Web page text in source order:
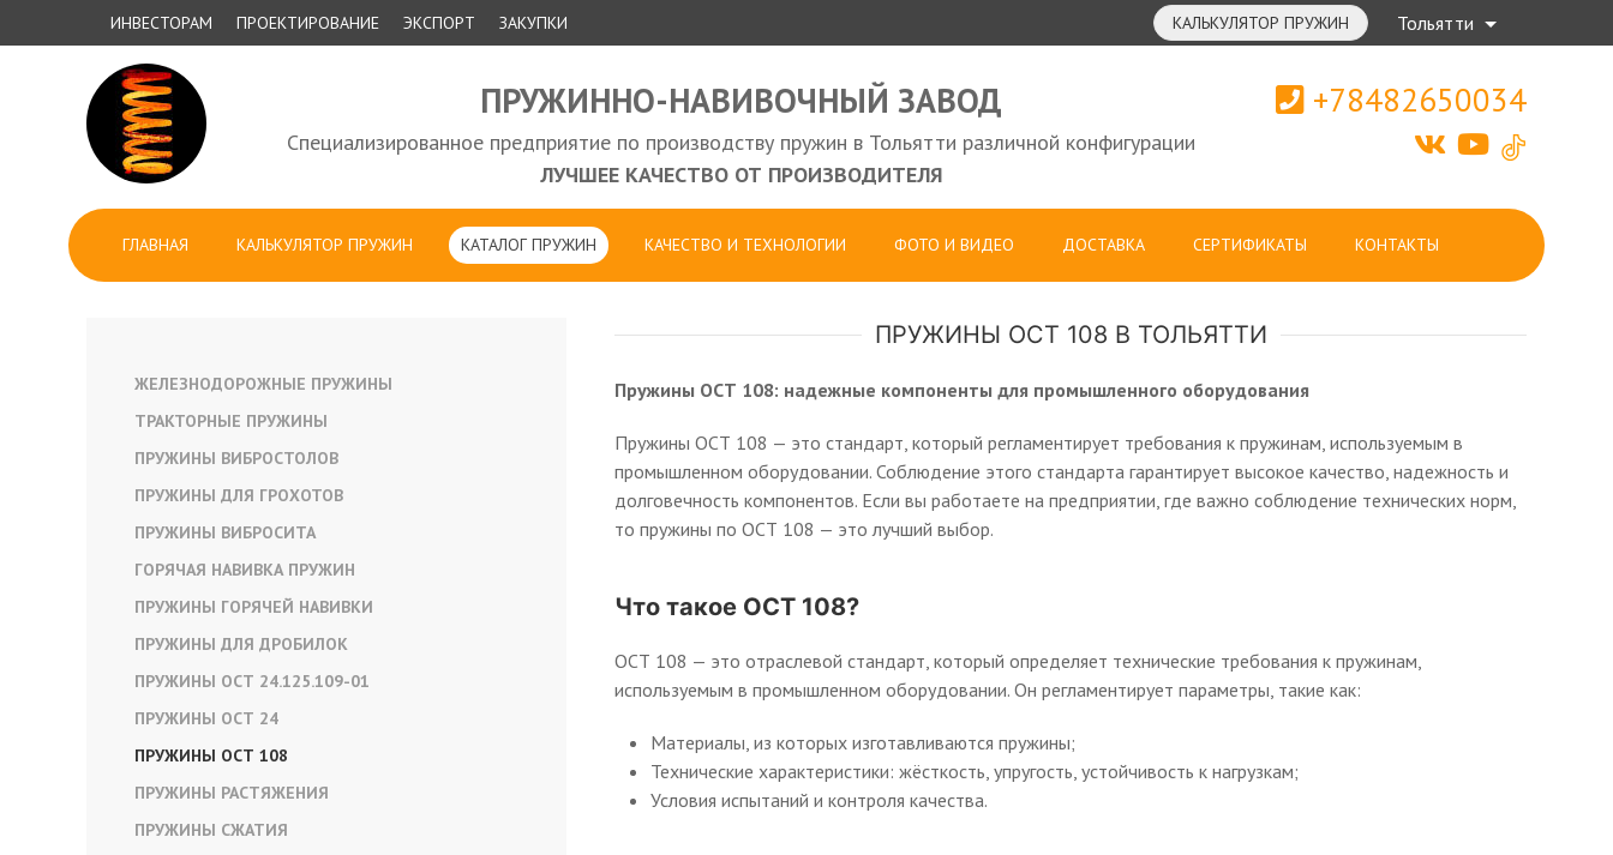
ИНВЕСТОРАМ ПРОЕКТИРОВАНИЕ ЭКСПОРТ ЗАКУПКИ КАЛЬКУЛЯТОР ПРУЖИН Тольятти
ПРУЖИННО-НАВИВОЧНЫЙ ЗАВОД
Специализированное предприятие по производству пружин в Тольятти различной конфигурации
ЛУЧШЕЕ КАЧЕСТВО ОТ ПРОИЗВОДИТЕЛЯ
+78482650034
ГЛАВНАЯ КАЛЬКУЛЯТОР ПРУЖИН КАТАЛОГ ПРУЖИН КАЧЕСТВО И ТЕХНОЛОГИИ ФОТО И ВИДЕО ДОСТАВКА СЕРТИФИКАТЫ КОНТАКТЫ
ЖЕЛЕЗНОДОРОЖНЫЕ ПРУЖИНЫ
ТРАКТОРНЫЕ ПРУЖИНЫ
ПРУЖИНЫ ВИБРОСТОЛОВ
ПРУЖИНЫ ДЛЯ ГРОХОТОВ
ПРУЖИНЫ ВИБРОСИТА
ГОРЯЧАЯ НАВИВКА ПРУЖИН
ПРУЖИНЫ ГОРЯЧЕЙ НАВИВКИ
ПРУЖИНЫ ДЛЯ ДРОБИЛОК
ПРУЖИНЫ ОСТ 24.125.109-01
ПРУЖИНЫ ОСТ 24
ПРУЖИНЫ ОСТ 108
ПРУЖИНЫ РАСТЯЖЕНИЯ
ПРУЖИНЫ СЖАТИЯ
ПРУЖИНЫ ОСТ 108 В ТОЛЬЯТТИ
Пружины ОСТ 108: надежные компоненты для промышленного оборудования
Пружины ОСТ 108 — это стандарт, который регламентирует требования к пружинам, используемым в
промышленном оборудовании. Соблюдение этого стандарта гарантирует высокое качество, надежность и
долговечность компонентов. Если вы работаете на предприятии, где важно соблюдение технических норм,
то пружины по ОСТ 108 — это лучший выбор.
Что такое ОСТ 108?
ОСТ 108 — это отраслевой стандарт, который определяет технические требования к пружинам,
используемым в промышленном оборудовании. Он регламентирует параметры, такие как:
Материалы, из которых изготавливаются пружины;
Технические характеристики: жёсткость, упругость, устойчивость к нагрузкам;
Условия испытаний и контроля качества.